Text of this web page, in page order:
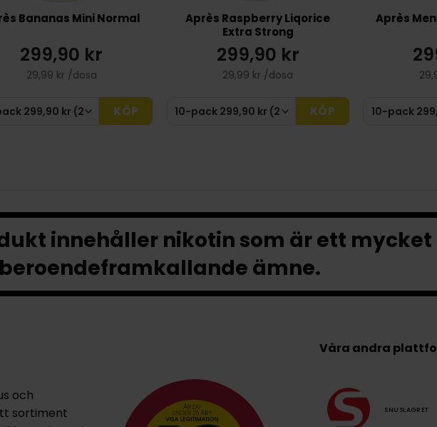
Bananas Mini Normal
299,90 kr
29,99 kr /dosa
KÖP
Après Raspberry Liqorice
Extra Strong
299,90 kr
29,99 kr /dosa
KÖP
Après
innehåller nikotin som är ett mycket
beroendeframkallande ämne.
och
sortiment
Våra andra
SNUSLAGRET